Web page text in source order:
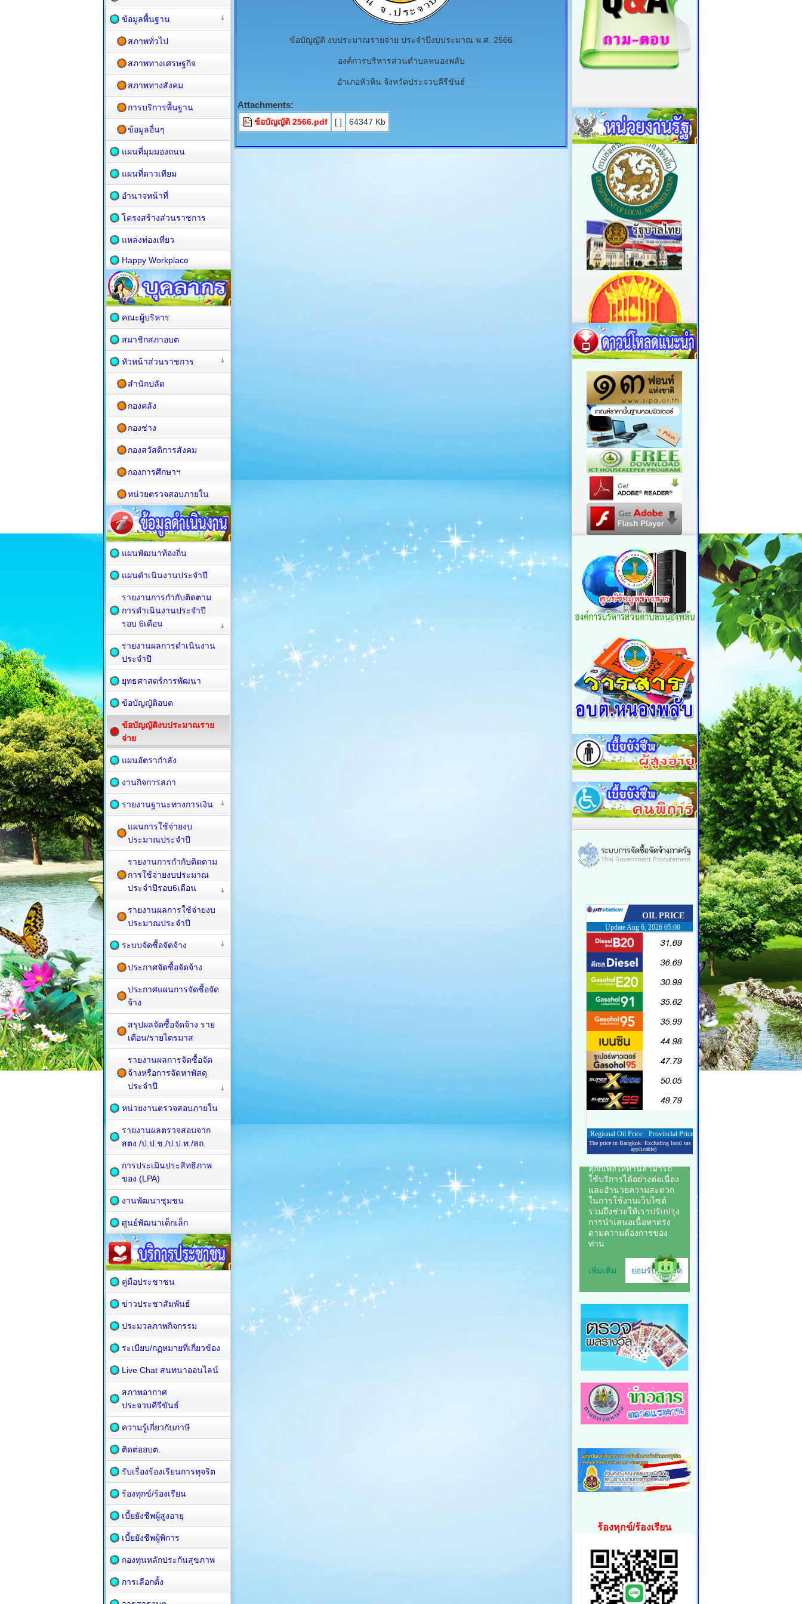
ข้อบัญญัติ งบประมาณรายจ่าย ประจำปีงบประมาณ พ.ศ. 2566
องค์การบริหารส่วนตำบลหนองพลับ
อำเภอหัวหิน จังหวัดประจวบคีรีขันธ์
Attachments:
ข้อบัญญัติ 2566.pdf [ ] 64347 Kb
ข้อมูลพื้นฐาน
สภาพทั่วไป
สภาพทางเศรษฐกิจ
สภาพทางสังคม
การบริการพื้นฐาน
ข้อมูลอื่นๆ
แผนที่มุมมองถนน
แผนที่ดาวเทียม
อำนาจหน้าที่
โครงสร้างส่วนราชการ
แหล่งท่องเที่ยว
Happy Workplace
คณะผู้บริหาร
สมาชิกสภาอบต
หัวหน้าส่วนราชการ
สำนักปลัด
กองคลัง
กองช่าง
กองสวัสดิการสังคม
กองการศึกษาฯ
หน่วยตรวจสอบภายใน
แผนพัฒนาท้องถิ่น
แผนดำเนินงานประจำปี
รายงานการกำกับติดตาม
การดำเนินงานประจำปี
รอบ 6เดือน
รายงานผลการดำเนินงาน
ประจำปี
ยุทธศาสตร์การพัฒนา
ข้อบัญญัติอบต
ข้อบัญญัติงบประมาณราย
จ่าย
แผนอัตรากำลัง
งานกิจการสภา
รายงานฐานะทางการเงิน
แผนการใช้จ่ายงบ
ประมาณประจำปี
รายงานการกำกับติดตาม
การใช้จ่ายงบประมาณ
ประจำปีรอบ6เดือน
รายงานผลการใช้จ่ายงบ
ประมาณประจำปี
ระบบจัดซื้อจัดจ้าง
ประกาศจัดซื้อจัดจ้าง
ประกาศแผนการจัดซื้อจัด
จ้าง
สรุปผลจัดซื้อจัดจ้าง ราย
เดือน/รายไตรมาส
รายงานผลการจัดซื้อจัด
จ้างหรือการจัดหาพัสดุ
ประจำปี
หน่วยงานตรวจสอบภายใน
รายงานผลตรวจสอบจาก
สตง./ป.ป.ช./ป.ป.ท./สถ.
การประเมินประสิทธิภาพ
ของ (LPA)
งานพัฒนาชุมชน
ศูนย์พัฒนาเด็กเล็ก
คู่มือประชาชน
ข่าวประชาสัมพันธ์
ประมวลภาพกิจกรรม
ระเบียบ/กฏหมายที่เกี่ยวข้อง
Live Chat สนทนาออนไลน์
สภาพอากาศ
ประจวบคีรีขันธ์
ความรู้เกี่ยวกับภาษี
ติดต่ออบต.
รับเรื่องร้องเรียนการทุจริต
ร้องทุกข์/ร้องเรียน
เบี้ยยังชีพผู้สูงอายุ
เบี้ยยังชีพผู้พิการ
กองทุนหลักประกันสุขภาพ
การเลือกตั้ง
ร้องทุกข์/ร้องเรียน